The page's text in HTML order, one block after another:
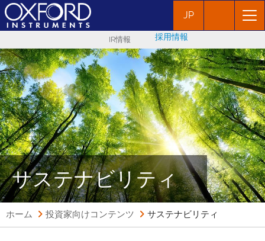
JP
IR情報 採用情報
サステナビリティ
ホーム 投資家向けコンテンツ サステナビリティ